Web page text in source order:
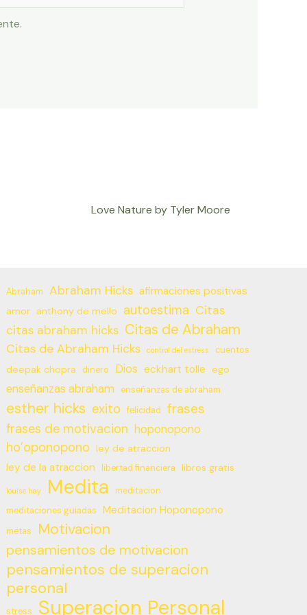
Love Nature by Tyler Moore
Abraham Abraham Hicks afirmaciones positivas
amor anthony de mello autoestima Citas
citas abraham hicks Citas de Abraham
Citas de Abraham Hicks control del estress cuentos
deepak chopra dinero Dios eckhart tolle ego
enseñanzas abraham enseñanzas de abraham
esther hicks exito felicidad frases
frases de motivacion hoponopono
ho’oponopono ley de atraccion
ley de la atraccion libertad financiera libros gratis
louise hay Medita
meditacion
meditaciones guiadas
Meditacion Hoponopono
metas Motivacion
pensamientos de motivacion
pensamientos de superacion
personal
stress Superacion Personal